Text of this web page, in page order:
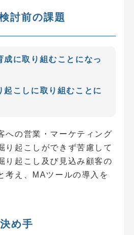
討前の課題
成に取り組むことになっ
起こしに取り組むことに
への営業・マーケティング
り起こしができず苦慮して
り起こし及び見込み顧客の
考え、MAツールの導入を
め手